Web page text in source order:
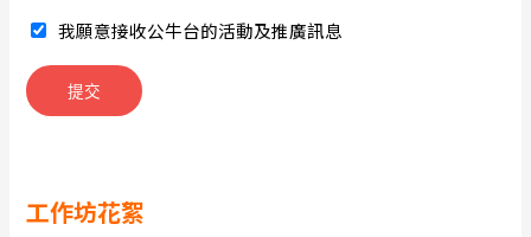
我願意接收公牛台的活動及推廣訊息
提交
工作坊花絮